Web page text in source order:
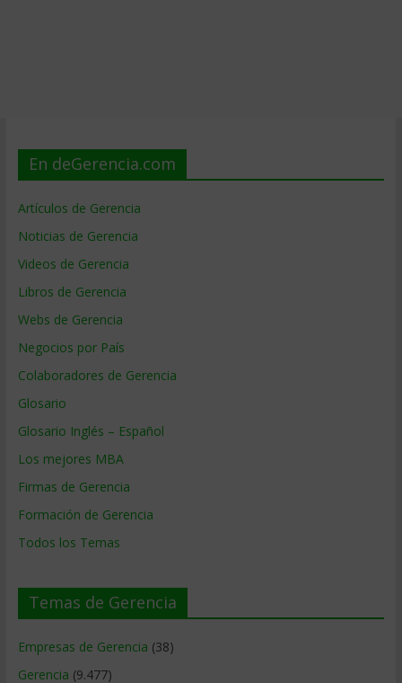
En deGerencia.com
Artículos de Gerencia
Noticias de Gerencia
Videos de Gerencia
Libros de Gerencia
Webs de Gerencia
Negocios por País
Colaboradores de Gerencia
Glosario
Glosario Inglés – Español
Los mejores MBA
Firmas de Gerencia
Formación de Gerencia
Todos los Temas
Temas de Gerencia
Empresas de Gerencia (38)
Gerencia (9.477)